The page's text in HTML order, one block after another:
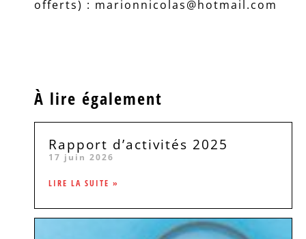
offerts) : marionnicolas@hotmail.com
À lire également
Rapport d’activités 2025
17 juin 2026
LIRE LA SUITE »